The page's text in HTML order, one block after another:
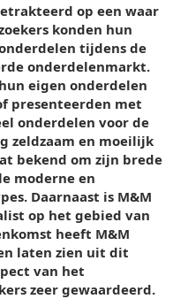
op een waar
konden hun
tijdens de
onderdelenmarkt.
eigen onderdelen
presenteerden met
onderdelen voor de
zeldzaam en moeilijk
bekend om zijn brede
moderne en
Daarnaast is M&M
op het gebied van
heeft M&M
laten zien uit dit
van het
zeer gewaardeerd.